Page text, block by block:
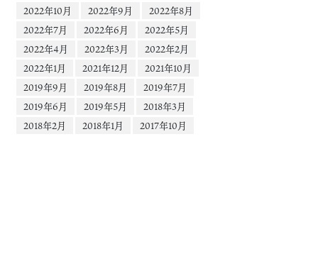
2022年10月
2022年9月
2022年8月
2022年7月
2022年6月
2022年5月
2022年4月
2022年3月
2022年2月
2022年1月
2021年12月
2021年10月
2019年9月
2019年8月
2019年7月
2019年6月
2019年5月
2018年3月
2018年2月
2018年1月 2017年10月